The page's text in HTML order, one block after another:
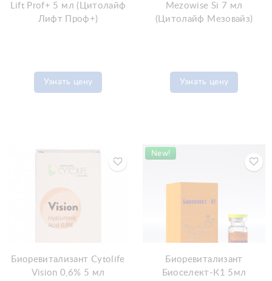
Lift Prof+ 5 мл (Цитолайф
Лифт Проф+)
Узнать цену
Mezowise Si 7 мл
(Цитолайф Мезовайз)
Узнать цену
Биоревитализант Cytolife
Vision 0,6% 5 мл
New!
Биоревитализант
Биоселект-К1 5мл